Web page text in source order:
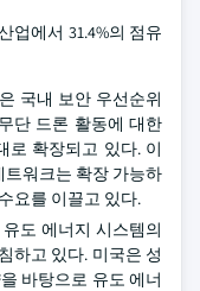
업에서 31.4%의 점유
국내 보안 우선순위
단 드론 활동에 대한
로 확장되고 있다. 이
트워크는 확장 가능하
요를 이끌고 있다.
도 에너지 시스템의
하고 있다. 미국은 성
바탕으로 유도 에너